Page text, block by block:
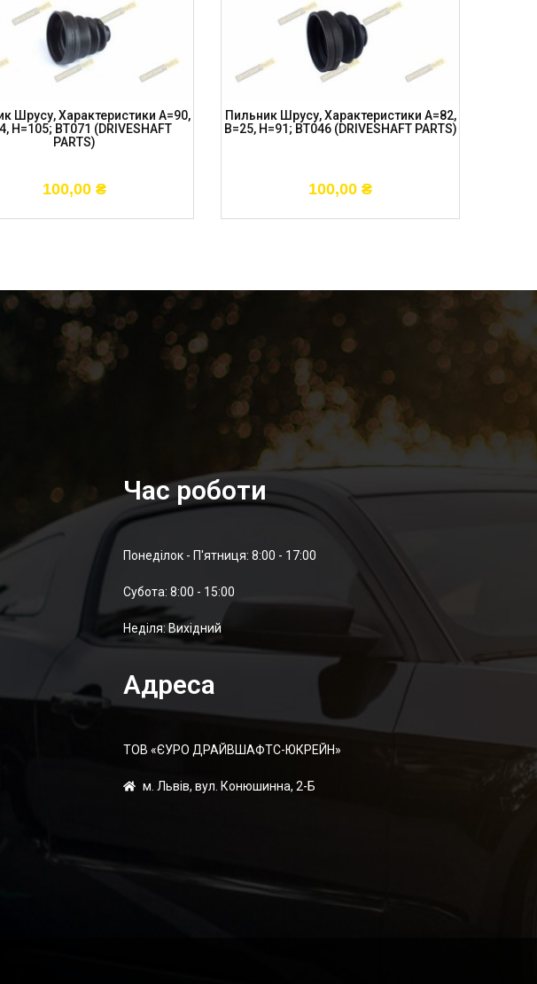
Шрусу, Характеристики A=90,
H=105; BT071 (DRIVESHAFT
PARTS)
100,00 ₴
Пильник Шрусу, Характеристики A=82,
B=25, H=91; BT046 (DRIVESHAFT PARTS)
100,00 ₴
Час роботи
Понеділок - П'ятниця: 8:00 - 17:00
Суботa: 8:00 - 15:00
Неділя: Вихідний
Адреса
ТОВ «ЄУРО ДРАЙВШАФТC-ЮКРЕЙН»
м. Львів, вул. Конюшинна, 2-Б